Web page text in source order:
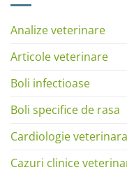
Analize veterinare
Articole veterinare
Boli infectioase
Boli specifice de rasa
Cardiologie veterinara
Cazuri clinice